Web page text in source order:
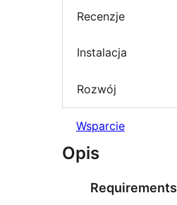
Recenzje
Instalacja
Rozwój
Wsparcie
Opis
Requirements